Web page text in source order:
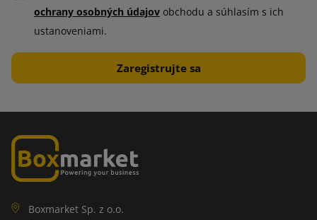
ochrany osobných údajov obchodu a súhlasím s ich
ustanoveniami.
Boxmarket Sp. z o.o.